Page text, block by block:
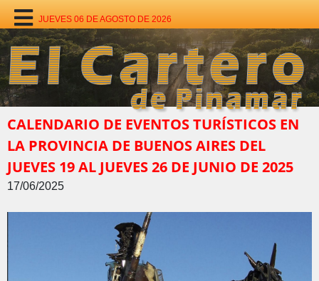
JUEVES 06 DE AGOSTO DE 2026
CALENDARIO DE EVENTOS TURÍSTICOS EN
LA PROVINCIA DE BUENOS AIRES DEL
JUEVES 19 AL JUEVES 26 DE JUNIO DE 2025
17/06/2025